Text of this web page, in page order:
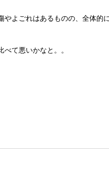
よごれはあるものの、全体的
て悪いかなと。。